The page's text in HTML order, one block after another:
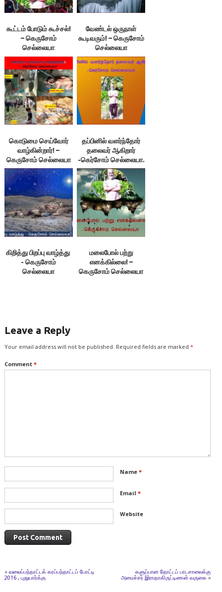
கூட்டம் போடும் கூச்சல்!
– கெருசோம்
செல்லையா
வேண்டல் ஒருநாள்
கூடிவரும்! – கெருசோம்
செல்லையா
கொடுமை செய்வோர்
வாழ்கின்றார்! –
கெருசோம் செல்லையா
தப்பினில் வளர்ந்தோர்
தலைவர் ஆகிறார்
-கெர்சோம் செல்லையா.
கிறித்து பிறப்பு வாழ்த்து ​
- கெருசோம்
செல்லையா
மலைபோல் பற்று
எனக்கில்லை! –
கெருசோம் செல்லையா
Leave a Reply
Your email address will not be published. Required fields are marked *
Comment *
Name *
Email *
Website
« வலைப்பந்தாட்டக் கரப்பந்தாட்டப் போட்டி
2016 , புதுயார்க்கு
களுப்பான தோட்டப் பாடசாலைக்கு
அமைச்சர் இராதாகிருட்டிணன் வருகை»